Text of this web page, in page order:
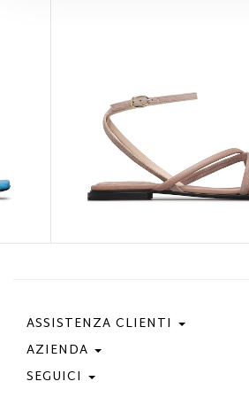
ASSISTENZA CLIENTI
Contattaci
Condizioni Di Acquisto
AZIENDA
Privacy Policy
SEGUICI